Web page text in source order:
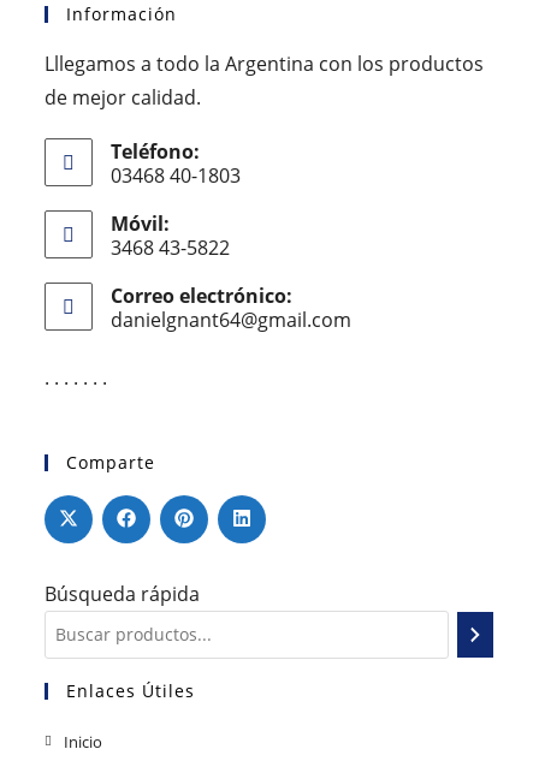
Información
Lllegamos a todo la Argentina con los productos
de mejor calidad.
Teléfono:
03468 40-1803
Móvil:
3468 43-5822
Correo electrónico:
danielgnant64@gmail.com
. . . . . . .
Comparte
Búsqueda rápida
Enlaces Útiles
Inicio